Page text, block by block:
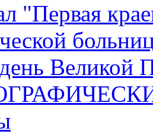
"Первая
Великой